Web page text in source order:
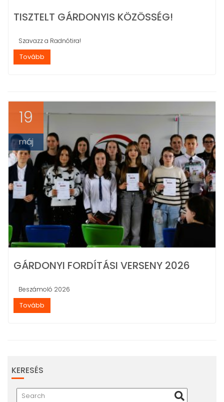
TISZTELT GÁRDONYIS KÖZÖSSÉG!
Szavazz a Radnótira!
Tovább
19
máj
GÁRDONYI FORDÍTÁSI VERSENY 2026
Beszámoló 2026
Tovább
KERESÉS